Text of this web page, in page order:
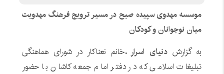
موسسه مهدوی سپیده صبح در مسیر ترویج فرهنگ مهدویت
میان نوجوانان و کودکان
به گزارش دنیای اسرار ،خانم نعناکار در شورای هماهنگی
تبلیغات اسلامی که در دفتر امام جمعه کاشان با حضور